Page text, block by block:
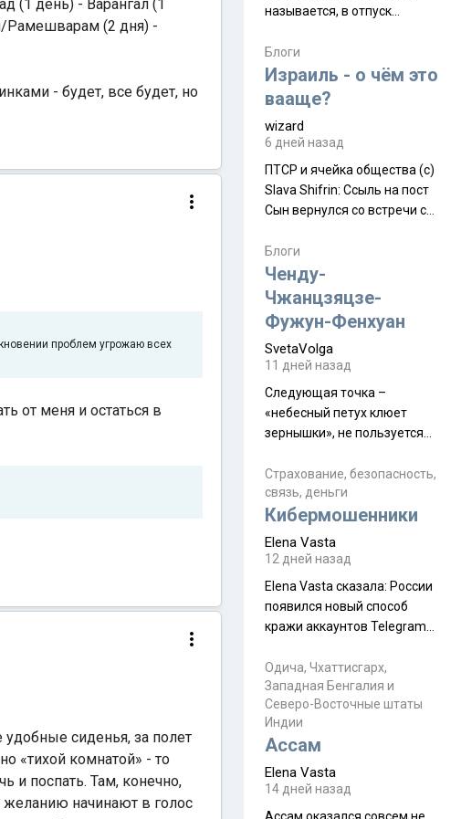
(1 день) - Варангал (1
Рамешварам (2 дня) -
- будет, все будет, но
проблем угрожаю всех
от меня и остаться в
сиденья, за полет
«тихой комнатой» - то
и поспать. Там, конечно,
желанию начинают в голос
называется, в отпуск...
Блоги
Израиль - о чём это
вааще?
wizard
6 дней назад
ПТСР и ячейка общества (с)
Slava Shifrin: Ссыль на пост
Сын вернулся со встречи с
уже, как демобилизовались,
а продолжают встречаться
почти каждую неделю) и с
порога сообщил: "Эйтан
разводится!" Эйтан -
мальчик из религиозной
семьи, из тех, кого называют
"вязаные кипы". С 2022-го
Блоги
Ченду-
Чжанцзяцзе-
Фужун-Фенхуан
SvetaVolga
11 дней назад
Следующая точка –
«небесный петух клюет
зернышки», не пользуется
заслужено, и чтобы попасть
на начало тропы показали
водителю карту, иначе
Пошли туда, потому что я
отзывов. По мне – сплошная
физуха, долгий спуск, потом
подъем по этому же пути.
Пока
Страхование, безопасность,
связь, деньги
Кибермошенники
Elena Vasta
12 дней назад
Elena Vasta сказалa: России
появился новый способ
кражи аккаунтов Telegram
Прочитайте! У моих двух
знакомых вот так увели
аккаунты
Одича, Чхаттисгарх,
Западная Бенгалия и
Северо-Восточные штаты
Индии
Ассам
Elena Vasta
14 дней назад